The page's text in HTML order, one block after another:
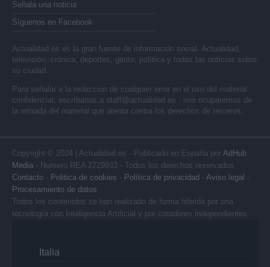
Señala una noticia
Síguenos en Facebook
Actualidad.es es la gran fuente de información social. Actualidad,
televisión, crónica, deportes, gente, política y todas las noticias sobre
su ciudad.
Para señalar a la redacción de cualquier error en el uso del material
confidencial, escríbanos a staff@actualidad.es : nos ocuparemos de
la retirada del material que atenta contra los derechos de terceros.
Copyright © 2024 | Actualidad.es - Publicado en España por AdHub
Media - Numero REA 2729933 - Todos los derechos reservados.
Contacto - Politica de cookies - Política de privacidad - Aviso legal -
Procesamiento de datos
Todos los contenidos se han realizado de forma híbrida por una
tecnología con Inteligencia Artificial y por creadores independientes
Italia